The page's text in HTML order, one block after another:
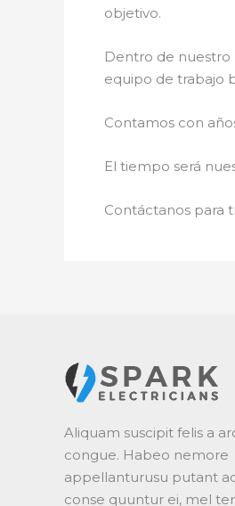
objetivo.
Dentro de nuestro
equipo de trabajo
Contamos con
El tiempo será
Contáctanos para
Aliquam suscipit felis a
congue. Habeo nemore
appellanturusu putant
conse quuntur ei, mel